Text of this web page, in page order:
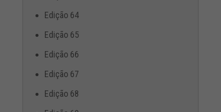
Edição 64
Edição 65
Edição 66
Edição 67
Edição 68